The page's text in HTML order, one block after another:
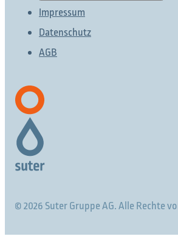
Impressum
Datenschutz
AGB
© 2026 Suter Gruppe AG. Alle Rechte